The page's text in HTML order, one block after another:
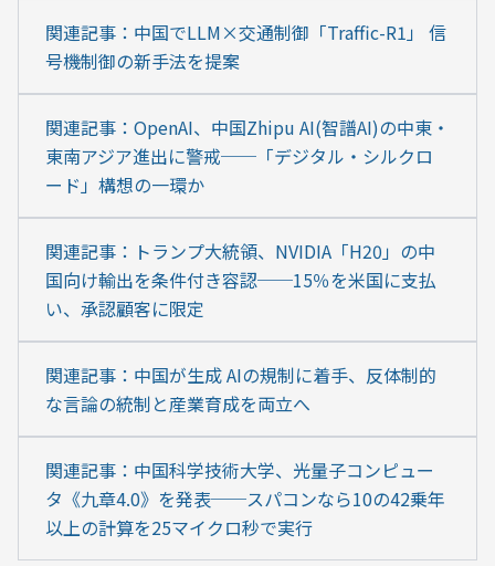
関連記事：中国でLLM×交通制御「Traffic-R1」 信
号機制御の新手法を提案
関連記事：OpenAI、中国Zhipu AI(智譜AI)の中東・
東南アジア進出に警戒──「デジタル・シルクロ
ード」構想の一環か
関連記事：トランプ大統領、NVIDIA「H20」の中
国向け輸出を条件付き容認──15％を米国に支払
い、承認顧客に限定
関連記事：中国が生成 AIの規制に着手、反体制的
な言論の統制と産業育成を両立へ
関連記事：中国科学技術大学、光量子コンピュー
タ《九章4.0》を発表──スパコンなら10の42乗年
以上の計算を25マイクロ秒で実行